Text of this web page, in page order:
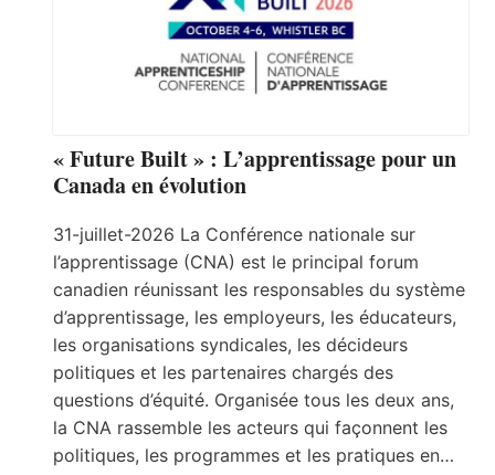
« Future Built » : L’apprentissage pour un
Canada en évolution
31-juillet-2026 La Conférence nationale sur
l’apprentissage (CNA) est le principal forum
canadien réunissant les responsables du système
d’apprentissage, les employeurs, les éducateurs,
les organisations syndicales, les décideurs
politiques et les partenaires chargés des
questions d’équité. Organisée tous les deux ans,
la CNA rassemble les acteurs qui façonnent les
politiques, les programmes et les pratiques en…